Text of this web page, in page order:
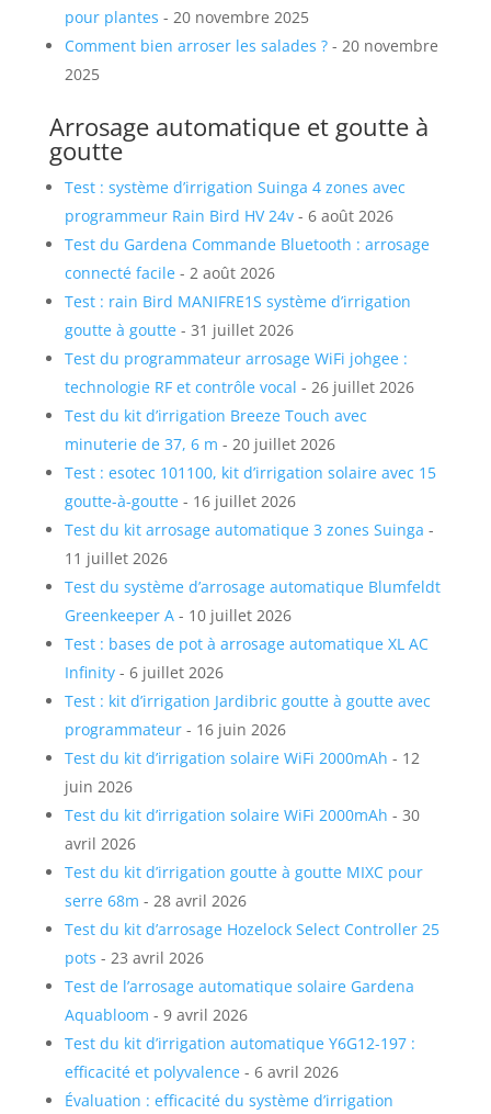
pour plantes - 20 novembre 2025
Comment bien arroser les salades ?- 20 novembre
2025
Arrosage automatique et goutte à
goutte
Test : système d’irrigation Suinga 4 zones avec
programmeur Rain Bird HV 24v- 6 août 2026
Test du Gardena Commande Bluetooth : arrosage
connecté facile- 2 août 2026
Test : rain Bird MANIFRE1S système d’irrigation
goutte à goutte- 31 juillet 2026
Test du programmateur arrosage WiFi johgee :
technologie RF et contrôle vocal - 26 juillet 2026
Test du kit d’irrigation Breeze Touch avec
minuterie de 37, 6 m - 20 juillet 2026
Test : esotec 101100, kit d’irrigation solaire avec 15
goutte-à-goutte- 16 juillet 2026
Test du kit arrosage automatique 3 zones Suinga -
11 juillet 2026
Test du système d’arrosage automatique Blumfeldt
Greenkeeper A- 10 juillet 2026
Test : bases de pot à arrosage automatique XL AC
Infinity- 6 juillet 2026
Test : kit d’irrigation Jardibric goutte à goutte avec
programmateur- 16 juin 2026
Test du kit d’irrigation solaire WiFi 2000mAh - 12
juin 2026
Test du kit d’irrigation solaire WiFi 2000mAh - 30
avril 2026
Test du kit d’irrigation goutte à goutte MIXC pour
serre 68m - 28 avril 2026
Test du kit d’arrosage Hozelock Select Controller 25
pots - 23 avril 2026
Test de l’arrosage automatique solaire Gardena
Aquabloom - 9 avril 2026
Test du kit d’irrigation automatique Y6G12-197 :
efficacité et polyvalence- 6 avril 2026
Évaluation : efficacité du système d’irrigation